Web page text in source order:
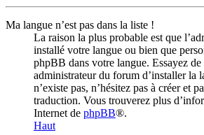
Ma langue n’est pas dans la liste !
La raison la plus probable est que
installé votre langue ou bien que
phpBB dans votre langue. Essayez de
administrateur du forum d’installer la
n’existe pas, n’hésitez pas à créer et
traduction. Vous trouverez plus
Internet de phpBB®.
Haut